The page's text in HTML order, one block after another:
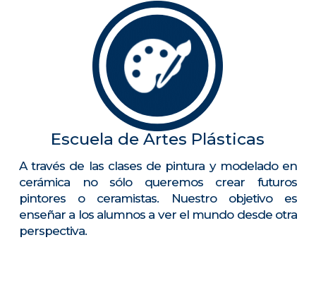
Escuela de Artes Plásticas
A través de las clases de pintura y modelado en
cerámica no sólo queremos crear futuros
pintores o ceramistas. Nuestro objetivo es
enseñar a los alumnos a ver el mundo desde otra
perspectiva.